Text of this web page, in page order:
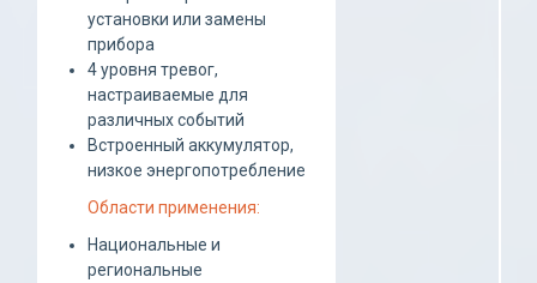
установки или замены
прибора
4 уровня тревог,
настраиваемые для
различных событий
Встроенный аккумулятор,
низкое энергопотребление
Области применения:
Национальные и
региональные